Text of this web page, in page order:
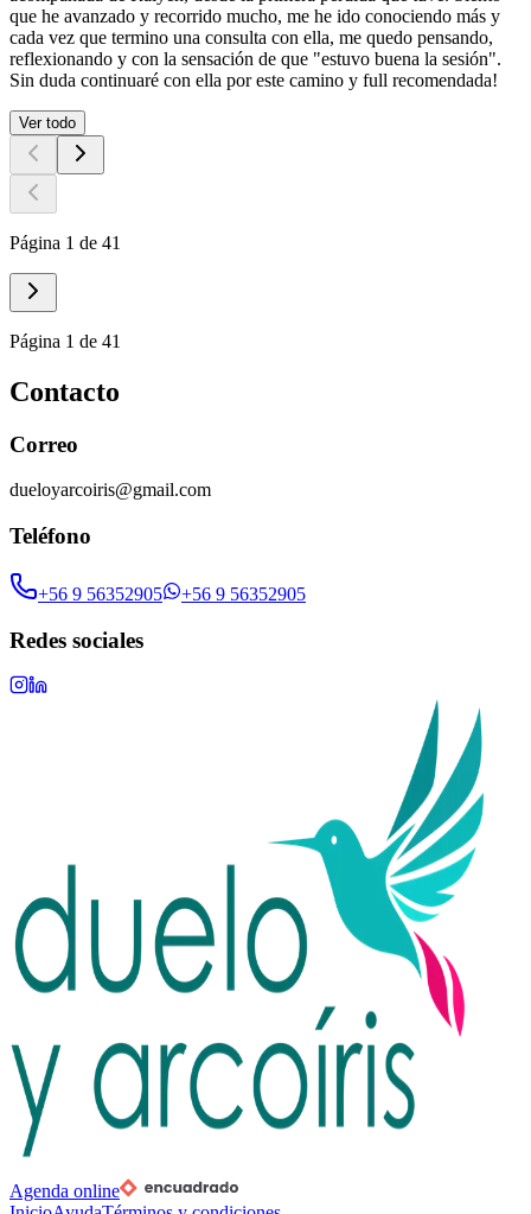
que he avanzado y recorrido mucho, me he ido conociendo más y
cada vez que termino una consulta con ella, me quedo pensando,
reflexionando y con la sensación de que "estuvo buena la sesión".
Sin duda continuaré con ella por este camino y full recomendada!
Ver todo
Página 1 de 41
Página 1 de 41
Contacto
Correo
dueloyarcoiris@gmail.com
Teléfono
+56 9 56352905 +56 9 56352905
Redes sociales
Agenda online